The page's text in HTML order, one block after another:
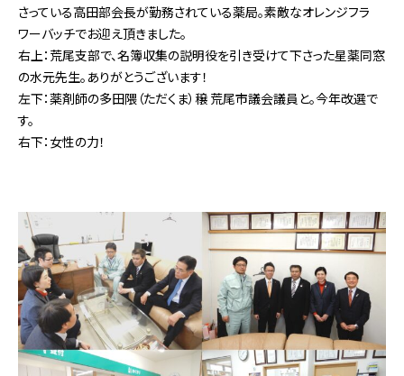
さっている高田部会長が勤務されている薬局。素敵なオレンジフラ
ワーバッチでお迎え頂きました。
右上：荒尾支部で、名簿収集の説明役を引き受けて下さった星薬同窓
の水元先生。ありがとうございます！
左下：薬剤師の多田隈（ただくま）穣 荒尾市議会議員と。今年改選で
す。
右下：女性の力！